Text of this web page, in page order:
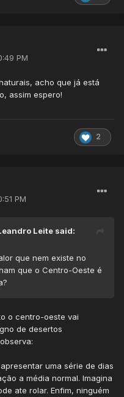
PM
acho que já está
assim espero!
2
PM
Leite said:
que nem existe no
que o Centro-Oeste é
o centro-oeste vai
de desertos
uma série de dias
a média normal. Imagina
ate rolar. Enfim, ninguém